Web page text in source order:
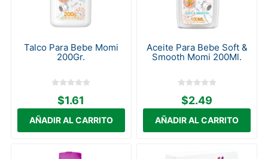
Talco Para Bebe Momi
200Gr.
$1.61
Aceite Para Bebe Soft &
Smooth Momi 200Ml.
$2.49